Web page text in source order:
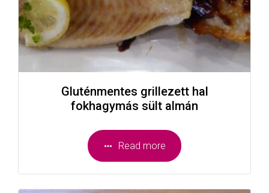
Gluténmentes grillezett hal
fokhagymás sült almán
Read more